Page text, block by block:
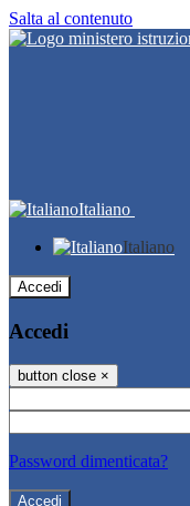
Salta al contenuto
Italiano
Italiano
Accedi
Accedi
button close ×
Password dimenticata?